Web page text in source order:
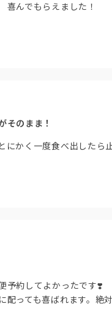
んでもらえました！
そのまま！
にかく一度食べ出したら
予約してよかったです❣️
配っても喜ばれます。絶